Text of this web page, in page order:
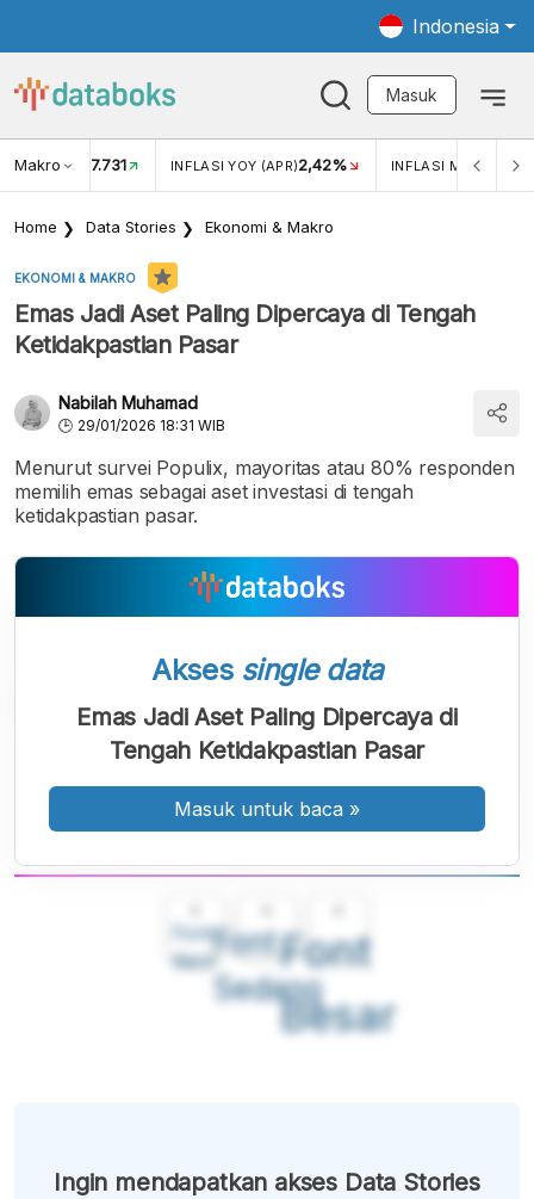
Indonesia
Masuk
Makro
USD/IDR 17.731 INFLASI YOY (APR)2,42% INFLASI MOM (APR)
Home Data Stories Ekonomi & Makro
EKONOMI & MAKRO
Emas Jadi Aset Paling Dipercaya di Tengah
Ketidakpastian Pasar
Nabilah Muhamad
29/01/2026 18:31 WIB
Menurut survei Populix, mayoritas atau 80% responden
memilih emas sebagai aset investasi di tengah
ketidakpastian pasar.
Font
Kecil
Font
Sedang
Font
Besar
Akses single data
Emas Jadi Aset Paling Dipercaya di
Tengah Ketidakpastian Pasar
Masuk untuk baca »
Ingin mendapatkan akses Data Stories